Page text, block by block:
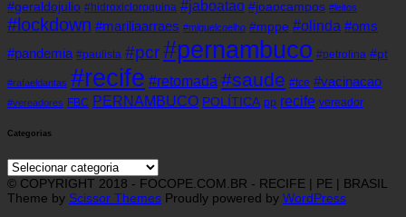
#geraldojulio #hidroxicloroquina #jaboatao #joaocampos #leitos
#lockdown #mariliaarraes #miguelcoelho #mppe #olinda #oms
#pandemia #paulista #pcr#pernambuco #petrolina #pt
#rafaeldantas #recife #retomada #saude #tce #vacinacao
#vereadores FBC PERNAMBUCO POLÍTICA pp recife vereador
Categorias
Categorias
© COPYRIGHT 2018 - FOCOPE.COM.BR - RECIFE | PE | BRASIL
Theme by Scissor Themes Proudly powered by WordPress